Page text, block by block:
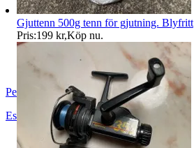
PetrusAuktioner
Eskilstuna ,Sverige
Gjuttenn 500g tenn för gjutning. Blyfritt
Pris:199 kr,Köp nu.